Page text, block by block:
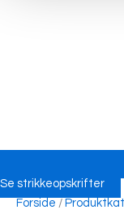
Se strikkeopskrifter
Forside /